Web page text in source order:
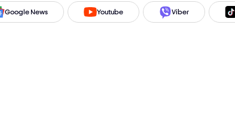
Google News Youtube Viber